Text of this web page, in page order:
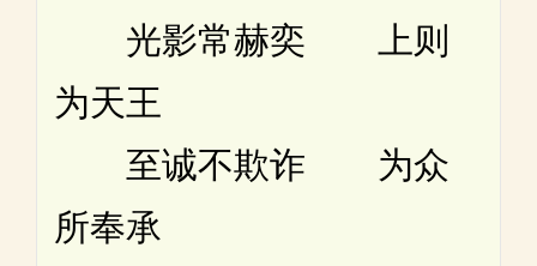
光影常赫奕 上则
为天王
至诚不欺诈 为众
所奉承